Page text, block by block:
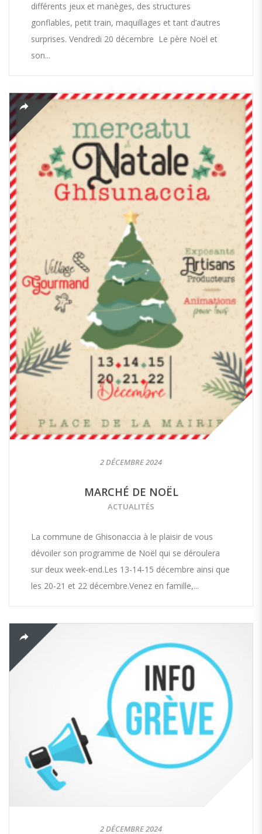
différents jeux et manèges, des structures
gonflables, petit train, maquillages et tant d’autres
surprises. Vendredi 20 décembre Le père Noël et
son...
2 DÉCEMBRE 2024
MARCHÉ DE NOËL
ACTUALITÉS
La commune de Ghisonaccia à le plaisir de vous
dévoiler son programme de Noël qui se déroulera
sur deux week-end.Les 13-14-15 décembre ainsi que
les 20-21 et 22 décembre.Venez en famille,...
2 DÉCEMBRE 2024